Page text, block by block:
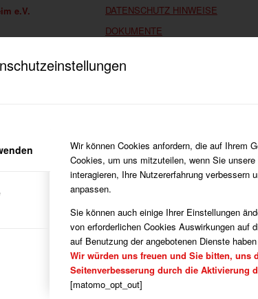
Wir können Cookies anfordern, die auf Ihrem
Cookies, um uns mitzuteilen, wenn Sie
interagieren, Ihre Nutzererfahrung verbessern
anpassen.
Sie können auch einige Ihrer Einstellungen
von erforderlichen Cookies Auswirkungen auf
auf Benutzung der angebotenen Dienste
Wir würden uns freuen und Sie bitten, uns
Seitenverbesserung durch die Aktivierung
[matomo_opt_out]
e.V.
DATENSCHUTZ HINWEISE
DOKUMENTE
IMPRESSUM